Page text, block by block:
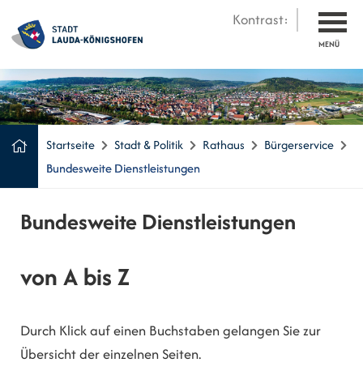
Kontrast:
MENÜ
Startseite Stadt & Politik Rathaus
Bürgerservice
Bundesweite Dienstleistungen
Bundesweite Dienstleistungen
von A bis Z
Durch Klick auf einen Buchstaben gelangen Sie zur
Übersicht der einzelnen Seiten.